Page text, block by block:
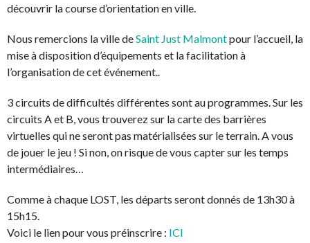
découvrir la course d’orientation en ville.
Nous remercions la ville deSaint Just Malmontpour l’accueil, la
mise à disposition d’équipements et la facilitation à
l’organisation de cet événement..
3 circuits de difficultés différentes sont au programmes. Sur les
circuits A et B, vous trouverez sur la carte des barrières
virtuelles qui ne seront pas matérialisées sur le terrain. A vous
de jouer le jeu ! Si non, on risque de vous capter sur les temps
intermédiaires…
Comme à chaque LOST, les départs seront donnés de 13h30 à
15h15.
Voici le lien pour vous préinscrire : ICI